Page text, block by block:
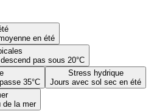
en été
pas sous 20°C
35°C
Stress hydrique
Jours avec sol sec en été
de la mer